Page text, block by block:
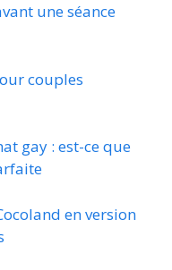
une séance
couples
gay : est-ce que
en version